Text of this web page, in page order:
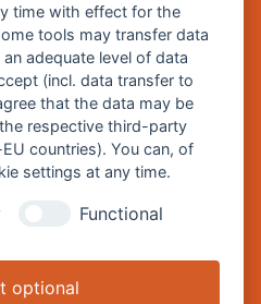
leichter Sprache
burghausen.de
burghausen.de
time with effect for the
tools may transfer data
adequate level of data
(incl. data transfer to
that the data may be
respective third-party
countries). You can, of
settings at any time.
Functional
optional